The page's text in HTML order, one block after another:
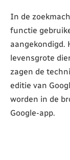
In de
functie
aangekondigd.
levensgrote
zagen de
editie van
worden in de
Google-app.